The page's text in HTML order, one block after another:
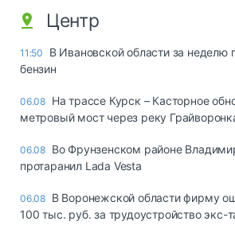
Центр
11:50
В Ивановской области за неделю
бензин
06.08 На трассе Курск – Касторное
метровый мост через реку
06.08 Во Фрунзенском районе
протаранил Lada Vesta
06.08 В Воронежской области фирму
100 тыс. руб. за трудоустройство экс-